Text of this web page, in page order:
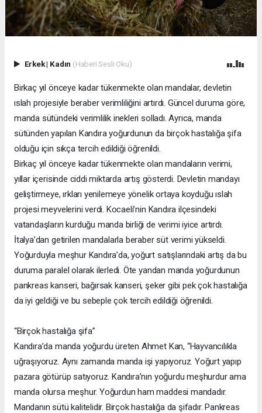
Erkek| Kadın (Haberi Sesli Oku)
Birkaç yıl önceye kadar tükenmekte olan mandalar, devletin
ıslah projesiyle beraber verimliliğini artırdı. Güncel duruma göre,
manda sütündeki verimlilik inekleri solladı. Ayrıca, manda
sütünden yapılan Kandıra yoğurdunun da birçok hastalığa şifa
olduğu için sıkça tercih edildiği öğrenildi.
Birkaç yıl önceye kadar tükenmekte olan mandaların verimi,
yıllar içerisinde ciddi miktarda artış gösterdi. Devletin mandayı
geliştirmeye, ırkları yenilemeye yönelik ortaya koyduğu ıslah
projesi meyvelerini verdi. Kocaeli’nin Kandıra ilçesindeki
vatandaşların kurduğu manda birliği de verimi iyice artırdı.
İtalya’dan getirilen mandalarla beraber süt verimi yükseldi.
Yoğurduyla meşhur Kandıra’da, yoğurt satışlarındaki artış da bu
duruma paralel olarak ilerledi. Öte yandan manda yoğurdunun
pankreas kanseri, bağırsak kanseri, şeker gibi pek çok hastalığa
da iyi geldiği ve bu sebeple çok tercih edildiği öğrenildi.
“Birçok hastalığa şifa”
Kandıra’da manda yoğurdu üreten Ahmet Kan, “Hayvancılıkla
uğraşıyoruz. Aynı zamanda manda işi yapıyoruz. Yoğurt yapıp
pazara götürüp satıyoruz. Kandıra’nın yoğurdu meşhurdur ama
manda olursa meşhur. Yoğurdun ham maddesi mandadır.
Mandanın sütü kalitelidir. Birçok hastalığa da şifadır. Pankreas